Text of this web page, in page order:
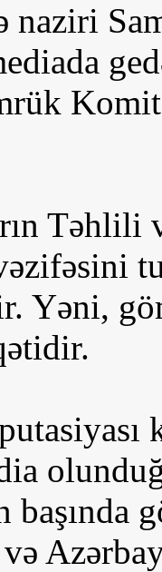
naziri
Təhlili
Yəni,